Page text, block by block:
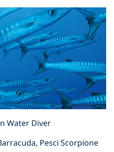
Water Diver
Pesci Scorpione